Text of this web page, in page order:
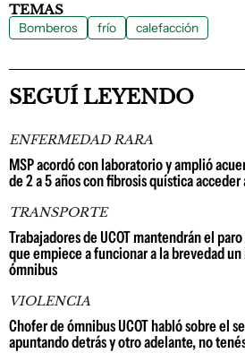
TEMAS
Bomberos frío calefacción
SEGUÍ LEYENDO
ENFERMEDAD RARA
MSP acordó con laboratorio y amplió
de 2 a 5 años con fibrosis quística
TRANSPORTE
Trabajadores de UCOT mantendrán el
que empiece a funcionar a la brevedad
ómnibus
VIOLENCIA
Chofer de ómnibus UCOT habló sobre el
apuntando detrás y otro adelante, no